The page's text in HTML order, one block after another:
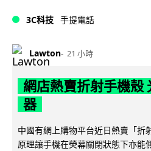
3C科技 手提電話
Lawton 21 小時
網店熱賣折射手機殼
器
中國有網上購物平台近日熱賣「折
原理讓手機在熒幕關閉狀態下亦能